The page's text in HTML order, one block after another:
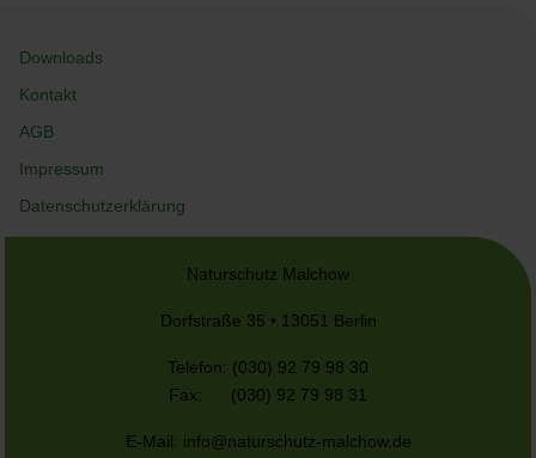
Downloads
Kontakt
AGB
Impressum
Datenschutzerklärung
Naturschutz Malchow
Dorfstraße 35 • 13051 Berlin
Telefon: (030) 92 79 98 30
Fax: (030) 92 79 98 31
E-Mail: info@naturschutz-malchow.de